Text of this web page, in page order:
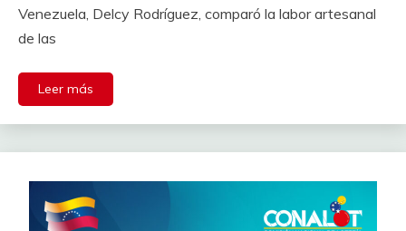
Venezuela, Delcy Rodríguez, comparó la labor artesanal
de las
Leer más